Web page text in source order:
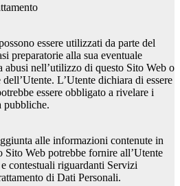
essere utilizzati da parte del
preparatorie alla sua eventuale
abusi nell’utilizzo di questo Sito Web o
L’Utente dichiara di essere
essere obbligato a rivelare i
pubbliche.
alle informazioni contenute in
Sito Web potrebbe fornire all’Utente
contestuali riguardanti Servizi
di Dati Personali.